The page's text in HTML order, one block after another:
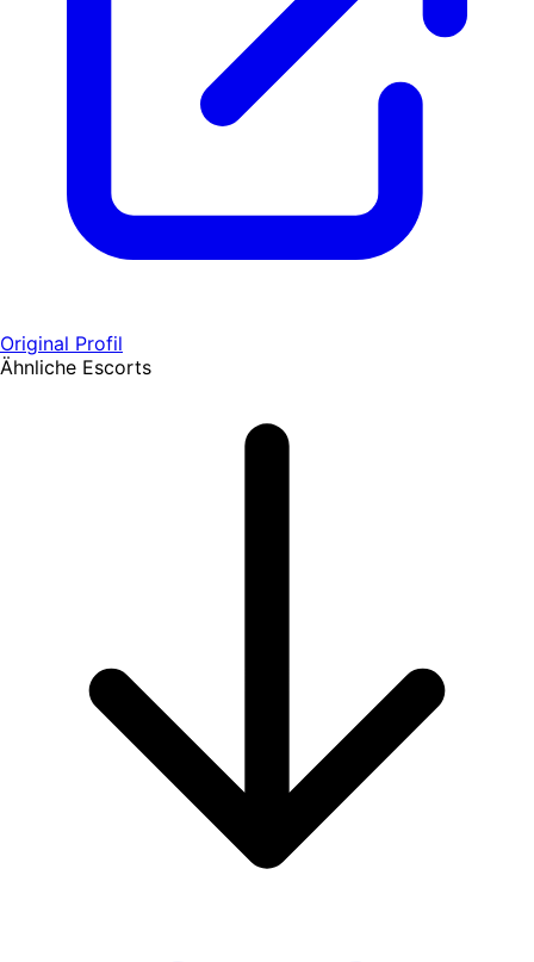
Original Profil
Ähnliche Escorts